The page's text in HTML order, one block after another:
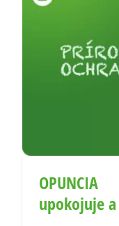
OPUNCIA
upokojuje